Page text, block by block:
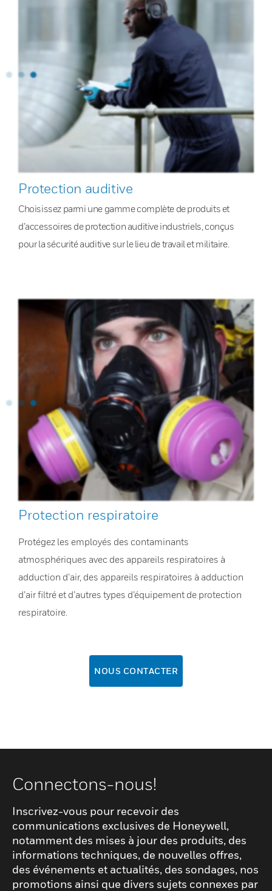
Protection auditive
Choisissez parmi une gamme complète de produits et
d’accessoires de protection auditive industriels, conçus
pour la sécurité auditive sur le lieu de travail et militaire.
Protection respiratoire
Protégez les employés des contaminants
atmosphériques avec des appareils respiratoires à
adduction d’air, des appareils respiratoires à adduction
d’air filtré et d’autres types d’équipement de protection
respiratoire.
NOUS CONTACTER
Connectons-nous!
Inscrivez-vous pour recevoir des
communications exclusives de Honeywell,
notamment des mises à jour des produits, des
informations techniques, de nouvelles offres,
des événements et actualités, des sondages, nos
promotions ainsi que divers sujets connexes par